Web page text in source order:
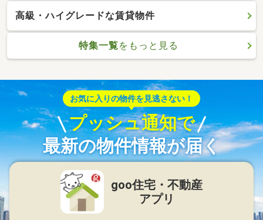
高級・ハイグレードな賃貸物件
特集一覧をもっと見る
お気に入りの物件を見逃さない！
プッシュ通知で
最新の物件情報が届く
goo住宅・不動産
アプリ